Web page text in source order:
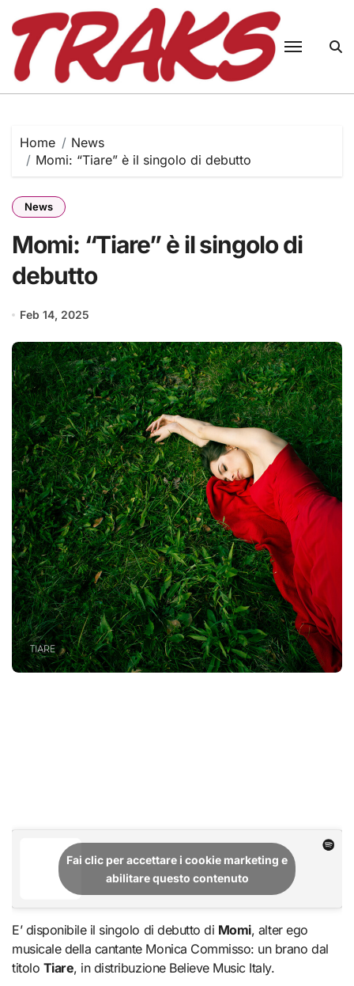
content
Home
News
Momi: “Tiare” è il singolo di debutto
News
Momi: “Tiare” è il singolo di
debutto
Feb 14, 2025
Fai clic per accettare i cookie marketing e
abilitare questo contenuto
E’ disponibile il singolo di debutto di Momi, alter ego
musicale della cantante Monica Commisso: un brano dal
titolo Tiare, in distribuzione Believe Music Italy.